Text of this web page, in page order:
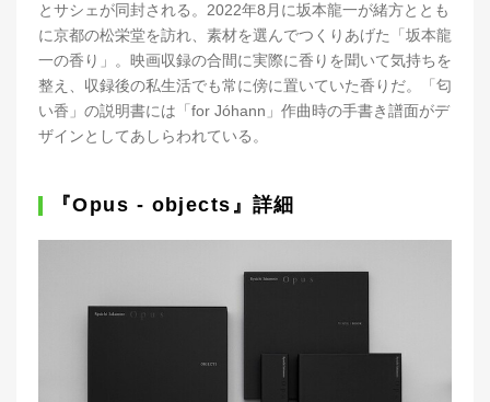
とサシェが同封される。2022年8月に坂本龍一が緒方ととも
に京都の松栄堂を訪れ、素材を選んでつくりあげた「坂本龍
一の香り」。映画収録の合間に実際に香りを聞いて気持ちを
整え、収録後の私生活でも常に傍に置いていた香りだ。「匂
い香」の説明書には「for Jóhann」作曲時の手書き譜面がデ
ザインとしてあしらわれている。
『Opus - objects』詳細